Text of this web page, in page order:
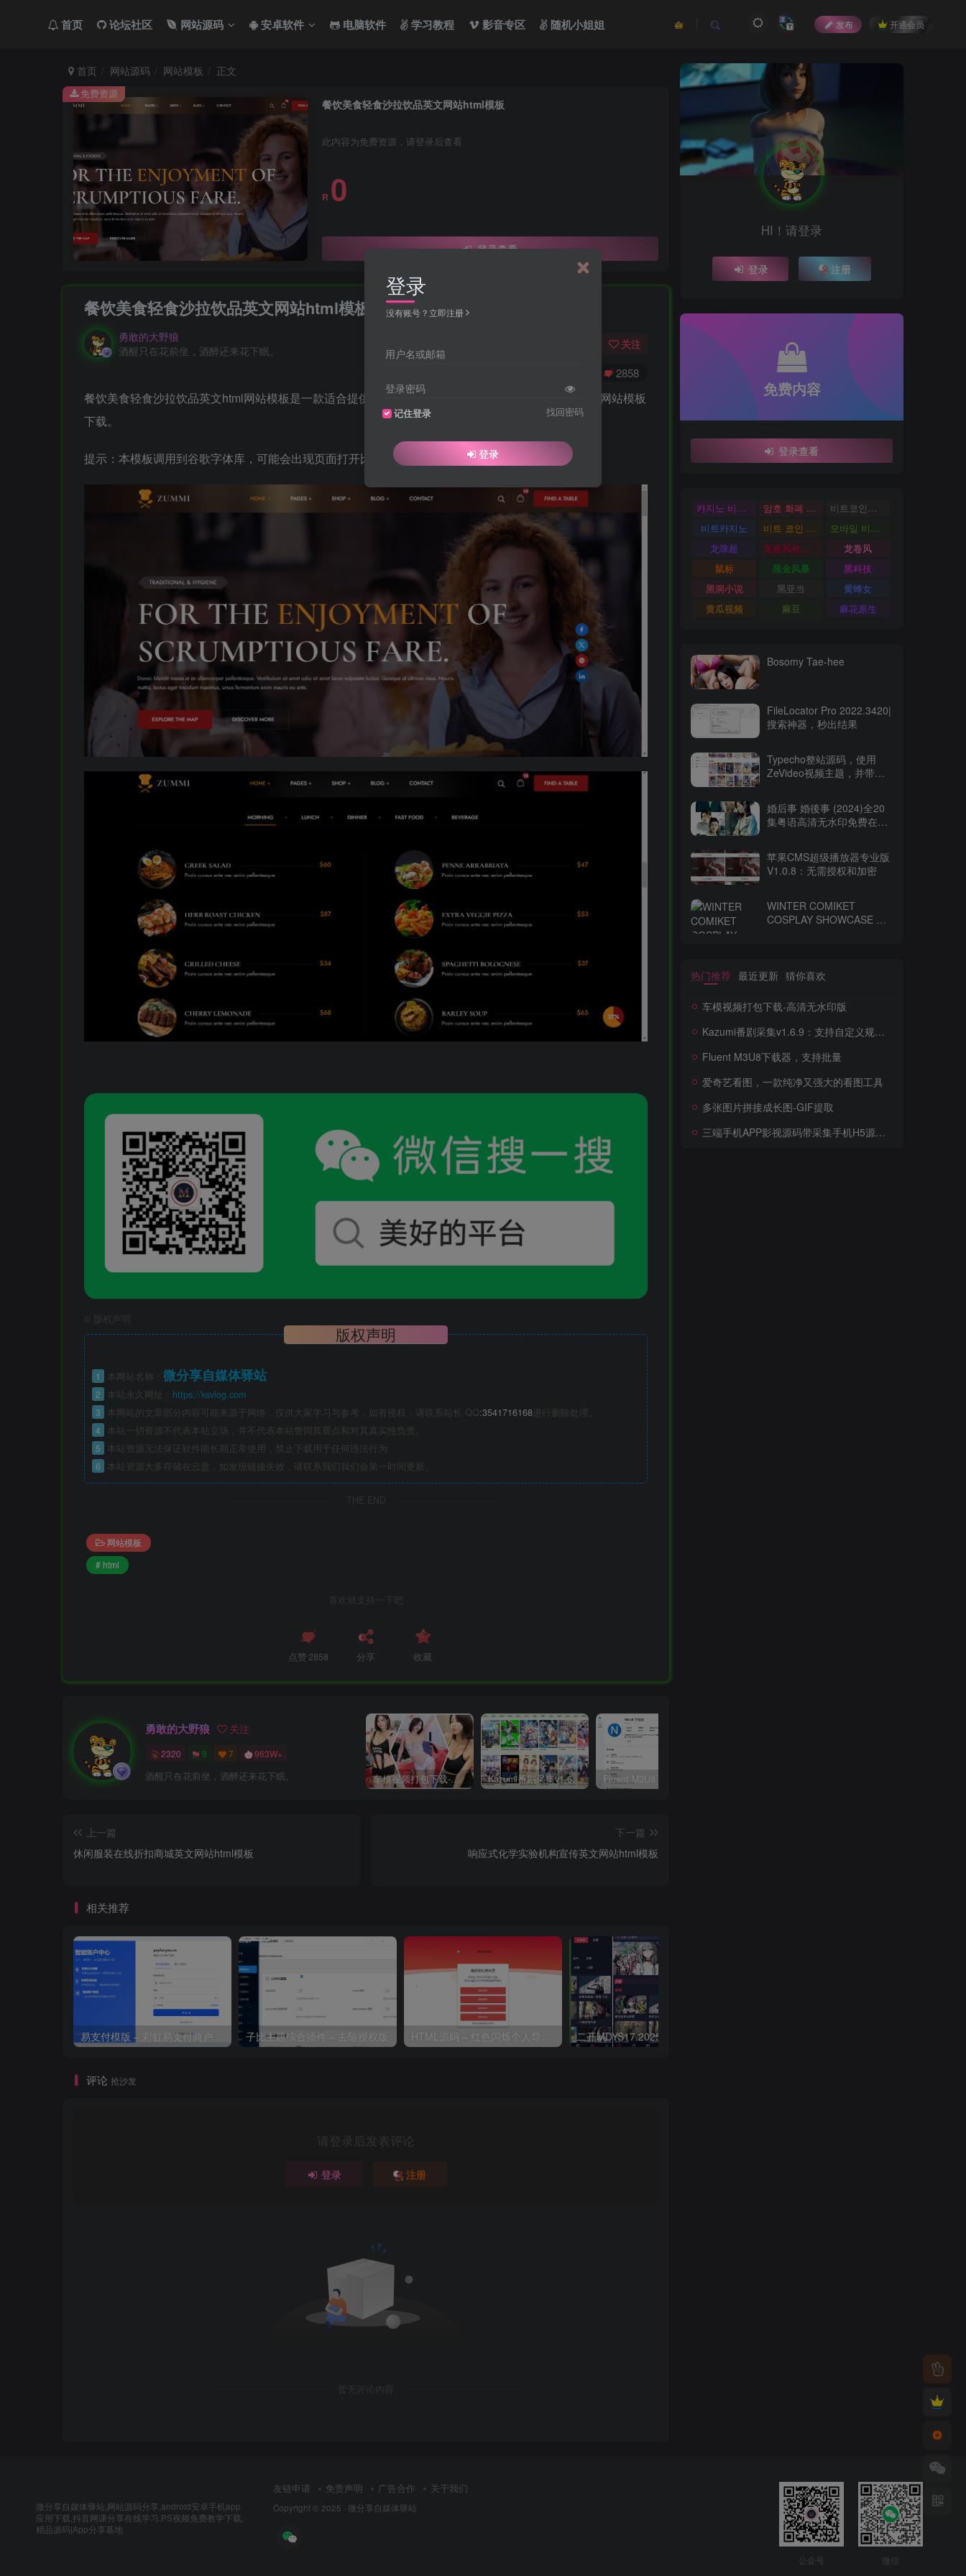
首页 论坛社区 网站源码 安卓软件 电脑软件 学习教程 影音专区 随机小姐姐 发布 开通会员
首页 网站源码 网站模板 正文
餐饮美食轻食沙拉饮品英文网站html模板
此内容为免费资源，请登录后查看
R 0
登录查看
免费资源
餐饮美食轻食沙拉饮品英文网站html模板
勇敢的大野狼
酒醒只在花前坐，酒醉还来花下眠。
关注
2858
餐饮美食轻食沙拉饮品英文html网站模板是一款适合提供轻食沙拉、汉堡、意面、饮料等餐饮美食服务网站模板
下载。
提示：本模板调用到谷歌字体库，可能会出现页面打开比较缓慢。
版权声明
版权声明
1 本网站名称： 微分享自媒体驿站
2 本站永久网址： https://ksvlog.com
3 本网站的文章部分内容可能来源于网络，仅供大家学习与参考，如有侵权，请联系站长 QQ:3541716168进行删除处理。
4 本站一切资源不代表本站立场，并不代表本站赞同其观点和对其真实性负责。
5 本站资源无法保证软件能长期正常使用，禁止下载用于任何违法行为
6 本站资源大多存储在云盘，如发现链接失效，请联系我们我们会第一时间更新。
THE END
网站模板
# html
喜欢就支持一下吧
点赞2858 分享 收藏
勇敢的大野狼 关注
2320 9 7 963W+
酒醒只在花前坐，酒醉还来花下眠。 车模视频打包下载-高清无水印版 Kazumi番剧采集v1.6.9：支持自定义规则+在线观看+弹幕，跨平台下载
上一篇
休闲服装在线折扣商城英文网站html模板
下一篇
响应式化学实验机构宣传英文网站html模板
相关推荐
易支付模版 – 彩虹易支付商户登录页模板 子比主题综合插件 – 去除授权版 HTML源码 – 红色闪烁个人导航源码
评论 抢沙发
请登录后发表评论
登录 注册
暂无评论内容
HI！请登录
登录 注册
免费内容
登录查看
카지노 비트코인 암호 화폐 카지노
비트코인카지노
비트카지노
비트 코인 온라인 카지노
모바일 비트 코인 카지노
龙珠超
龙卷风收音机
龙卷风
鼠标
黑金风暴
黑科技
黑洞小说
黑亚当
黄蜂女
黄瓜视频
麻豆 麻花原生
Bosomy Tae-hee
FileLocator Pro 2022.3420|
搜索神器，秒出结果
Typecho整站源码，使用
ZeVideo视频主题，并带有
婚后事 婚後事 (2024)全20
集粤语高清无水印免费在线
苹果CMS超级播放器专业版
V1.0.8：无需授权和加密
WINTER COMIKET
COSPLAY SHOWCASE コ
热门推荐 最近更新 猜你喜欢
车模视频打包下载-高清无水印版
Kazumi番剧采集v1.6.9：支持自定义规则+在线观看+弹幕，跨平台下载
Fluent M3U8下载器，支持批量
爱奇艺看图，一款纯净又强大的看图工具
多张图片拼接成长图-GIF提取
三端手机APP影视源码带采集手机H5源码带VIP卡密功能
微分享自媒体驿站,网站源码分享,android安卓手机app
应用下载,抖音网课分享在线学习,PS视频免费教学下载,
精品源码|App分享基地
友链申请 免责声明 广告合作 关于我们
Copyright © 2025 · 微分享自媒体驿站
公众号 微信
登录
没有账号？立即注册
用户名或邮箱
登录密码
记住登录 找回密码
登录